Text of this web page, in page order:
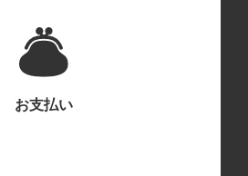
お支払い